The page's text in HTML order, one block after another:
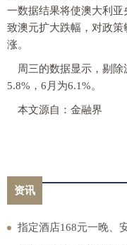
一数据结果将使澳大利
致澳元扩大跌幅，对政
涨。
周三的数据显示，剔
5.8%，6月为6.1%。
本文源自：金融界
资讯
指定酒店168元一晚